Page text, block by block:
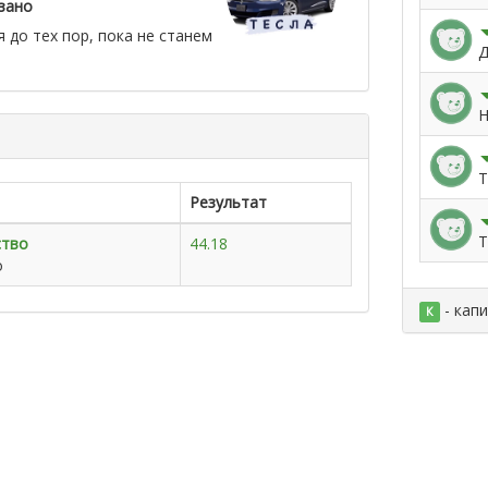
тех пор, пока не станем
Результат
44.18
К -